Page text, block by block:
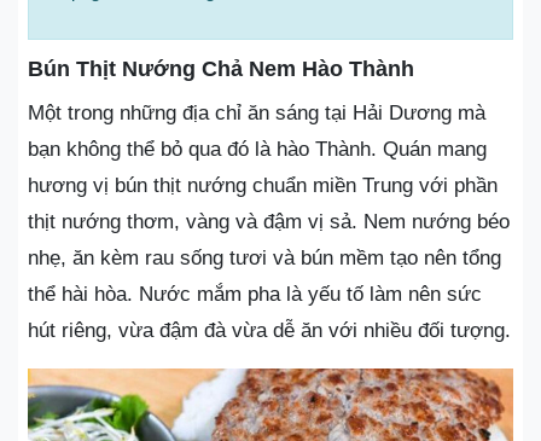
Bún Thịt Nướng Chả Nem Hào Thành
Một trong những địa chỉ ăn sáng tại Hải Dương mà
bạn không thể bỏ qua đó là hào Thành. Quán mang
hương vị bún thịt nướng chuẩn miền Trung với phần
thịt nướng thơm, vàng và đậm vị sả. Nem nướng béo
nhẹ, ăn kèm rau sống tươi và bún mềm tạo nên tổng
thể hài hòa. Nước mắm pha là yếu tố làm nên sức
hút riêng, vừa đậm đà vừa dễ ăn với nhiều đối tượng.